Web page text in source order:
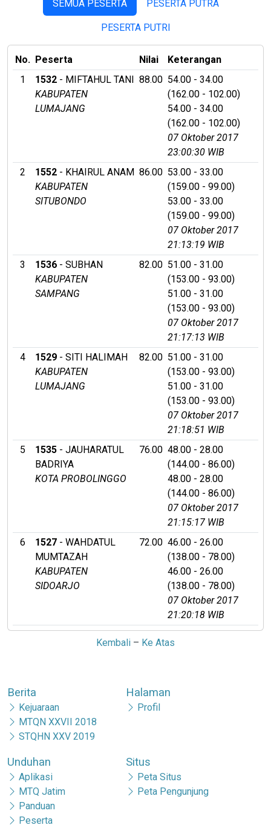
SEMUA PESERTA PESERTA PUTRA
PESERTA PUTRI
No. Peserta Nilai
Keterangan
1
1532 - MIFTAHUL TANI
KABUPATEN
LUMAJANG
88.00 54.00 - 34.00
(162.00 - 102.00)
54.00 - 34.00
(162.00 - 102.00)
07 Oktober 2017
23:00:30 WIB
2
1552 - KHAIRUL ANAM
KABUPATEN
SITUBONDO
86.00 53.00 - 33.00
(159.00 - 99.00)
53.00 - 33.00
(159.00 - 99.00)
07 Oktober 2017
21:13:19 WIB
3
1536 - SUBHAN
KABUPATEN
SAMPANG
82.00 51.00 - 31.00
(153.00 - 93.00)
51.00 - 31.00
(153.00 - 93.00)
07 Oktober 2017
21:17:13 WIB
4
1529 - SITI HALIMAH
KABUPATEN
LUMAJANG
82.00 51.00 - 31.00
(153.00 - 93.00)
51.00 - 31.00
(153.00 - 93.00)
07 Oktober 2017
21:18:51 WIB
5
1535 - JAUHARATUL
BADRIYA
KOTA PROBOLINGGO
76.00 48.00 - 28.00
(144.00 - 86.00)
48.00 - 28.00
(144.00 - 86.00)
07 Oktober 2017
21:15:17 WIB
6
1527 - WAHDATUL
MUMTAZAH
KABUPATEN
SIDOARJO
72.00 46.00 - 26.00
(138.00 - 78.00)
46.00 - 26.00
(138.00 - 78.00)
07 Oktober 2017
21:20:18 WIB
Kembali – Ke Atas
Berita
Kejuaraan
MTQN XXVII 2018
STQHN XXV 2019
Halaman
Profil
Unduhan
Aplikasi
MTQ Jatim
Panduan
Peserta
Situs
Peta Situs
Peta Pengunjung